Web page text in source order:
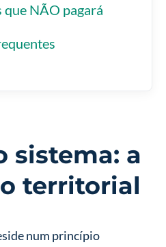
que NÃO pagará
sistema: a
territorial
num princípio